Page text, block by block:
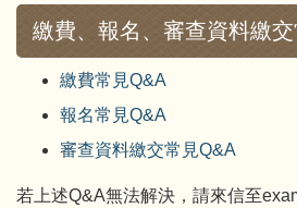
繳費、報名、審查資料繳
繳費常見Q&A
報名常見Q&A
審查資料繳交常見Q&A
若上述Q&A無法解決，請來信至